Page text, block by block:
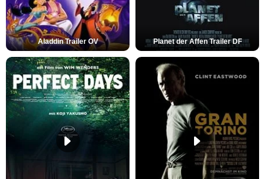
Aladdin Trailer OV Planet der Affen Trailer DF